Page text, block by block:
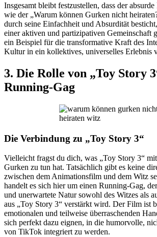
Insgesamt bleibt festzustellen, dass der
wie der „Warum können Gurken nicht
durch seine Einfachheit und Absurdität
einer aktiven und partizipativen Gemeinschaft
ein Beispiel für die transformative Kraft des
Kultur in ein kollektives, universelles Erlebnis
3. Die Rolle von „Toy Story
Running-Gag
Die Verbindung zu „Toy Story 3“
Vielleicht fragst du dich, was „Toy Story 3“
Gurken zu tun hat. Tatsächlich gibt es keine
zwischen dem Animationsfilm und dem Witz
handelt es sich hier um einen Running-Gag,
und unerwartete Natur sowohl des Witzes als
aus „Toy Story 3“ verstärkt wird. Der Film ist
emotionalen und teilweise überraschenden
sich perfekt dazu eignen, in die humorvolle,
von TikTok integriert zu werden.